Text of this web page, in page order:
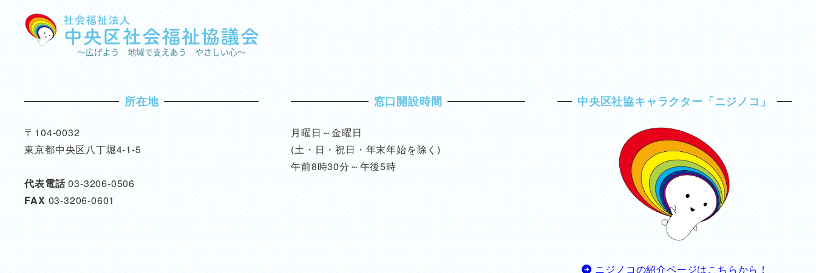
所在地
〒104-0032
東京都中央区八丁堀4-1-5
代表電話03-3206-0506
FAX 03-3206-0601
窓口開設時間
月曜日～金曜日
(土・日・祝日・年末年始を除く)
午前8時30分～午後5時
中央区社協キャラクター「ニジノコ」
ニジノコの紹介ページはこちらから！